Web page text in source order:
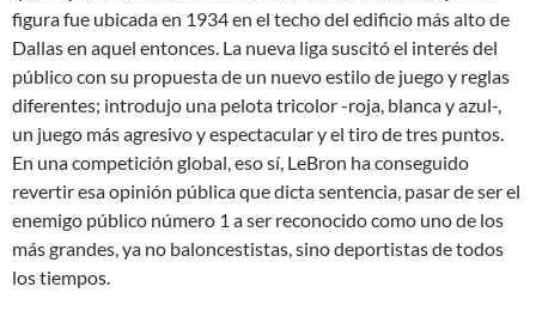
figura fue ubicada en 1934 en el techo del edificio más alto de
Dallas en aquel entonces. La nueva liga suscitó el interés del
público con su propuesta de un nuevo estilo de juego y reglas
diferentes; introdujo una pelota tricolor -roja, blanca y azul-,
un juego más agresivo y espectacular y el tiro de tres puntos.
En una competición global, eso sí, LeBron ha conseguido
revertir esa opinión pública que dicta sentencia, pasar de ser el
enemigo público número 1 a ser reconocido como uno de los
más grandes, ya no baloncestistas, sino deportistas de todos
los tiempos.